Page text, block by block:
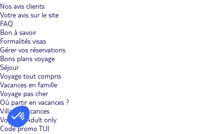
Nos avis clients
Votre avis sur le site
FAQ
Bon à savoir
Formalités visas
Gérer vos réservations
Bons plans voyage
Séjour
Voyage tout compris
Vacances en famille
Voyage pas cher
Où partir en vacances ?
Villages vacances
Voyages Adult only
Code promo TUI